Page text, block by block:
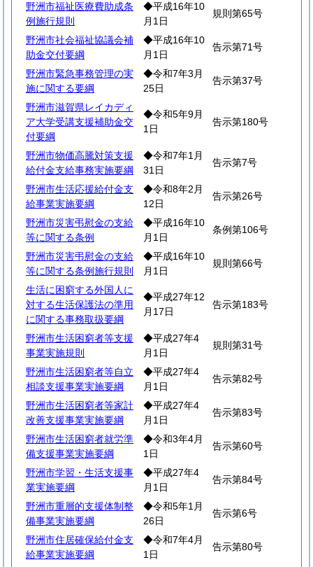
野洲市福祉医療費助成条
例施行規則
◆平成16年10
月1日
規則第65号
野洲市社会福祉協議会補
助金交付要綱
◆平成16年10
月1日
告示第71号
野洲市緊急事務管理の実
施に関する要綱
◆令和7年3月
25日
告示第37号
野洲市滋賀県レイカディ
ア大学受講支援補助金交
付要綱
◆令和5年9月
1日
告示第180号
野洲市物価高騰対策支援
給付金支給事務実施要綱
◆令和7年1月
31日
告示第7号
野洲市生活応援給付金支
給事業実施要綱
◆令和8年2月
12日
告示第26号
野洲市災害弔慰金の支給
等に関する条例
◆平成16年10
月1日
条例第106号
野洲市災害弔慰金の支給
等に関する条例施行規則
◆平成16年10
月1日
規則第66号
生活に困窮する外国人に
対する生活保護法の準用
に関する事務取扱要綱
◆平成27年12
月17日
告示第183号
野洲市生活困窮者等支援
事業実施規則
◆平成27年4
月1日
規則第31号
野洲市生活困窮者等自立
相談支援事業実施要綱
◆平成27年4
月1日
告示第82号
野洲市生活困窮者等家計
改善支援事業実施要綱
◆平成27年4
月1日
告示第83号
野洲市生活困窮者就労準
備支援事業実施要綱
◆令和3年4月
1日
告示第60号
野洲市学習・生活支援事
業実施要綱
◆平成27年4
月1日
告示第84号
野洲市重層的支援体制整
備事業実施要綱
◆令和5年1月
26日
告示第6号
野洲市住居確保給付金支
給事業実施要綱
◆令和7年4月
1日
告示第80号